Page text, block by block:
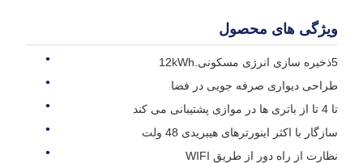
ویژگی های محصول
5ذخیره سازی انرژی مسکونی.12kWh
طراحی دیواری صرفه جویی در فضا
تا 4 تا از باتری ها در موازی پشتیبانی می کند
سازگار با اکثر اینورترهای هیبریدی 48 ولت
نظارت از راه دور از طریق WIFI